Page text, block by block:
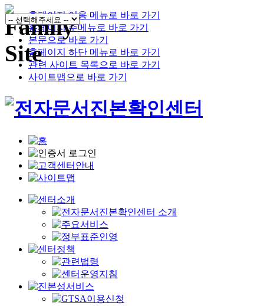
홈페이지 이용 메뉴로 바로 가기
홈페이지 주메뉴로 바로 가기
본문으로 바로 가기
홈페이지 하단 메뉴로 바로 가기
관련 사이트 목록으로 바로 가기
사이트맵으로 바로 가기